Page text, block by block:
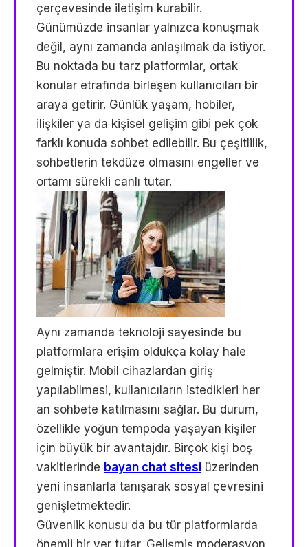
çerçevesinde iletişim kurabilir.
Günümüzde insanlar yalnızca konuşmak
değil, aynı zamanda anlaşılmak da istiyor.
Bu noktada bu tarz platformlar, ortak
konular etrafında birleşen kullanıcıları bir
araya getirir. Günlük yaşam, hobiler,
ilişkiler ya da kişisel gelişim gibi pek çok
farklı konuda sohbet edilebilir. Bu çeşitlilik,
sohbetlerin tekdüze olmasını engeller ve
ortamı sürekli canlı tutar.
Aynı zamanda teknoloji sayesinde bu
platformlara erişim oldukça kolay hale
gelmiştir. Mobil cihazlardan giriş
yapılabilmesi, kullanıcıların istedikleri her
an sohbete katılmasını sağlar. Bu durum,
özellikle yoğun tempoda yaşayan kişiler
için büyük bir avantajdır. Birçok kişi boş
vakitlerinde bayan chat sitesi üzerinden
yeni insanlarla tanışarak sosyal çevresini
genişletmektedir.
Güvenlik konusu da bu tür platformlarda
önemli bir yer tutar. Gelişmiş moderasyon